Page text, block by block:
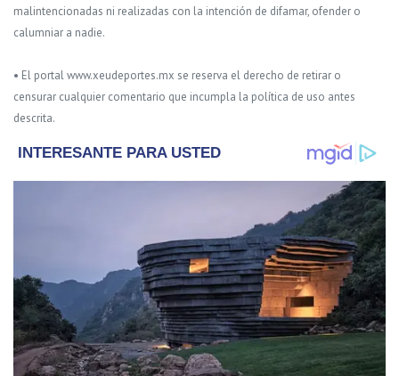
malintencionadas ni realizadas con la intención de difamar, ofender o
calumniar a nadie.
• El portal www.xeudeportes.mx se reserva el derecho de retirar o
censurar cualquier comentario que incumpla la política de uso antes
descrita.